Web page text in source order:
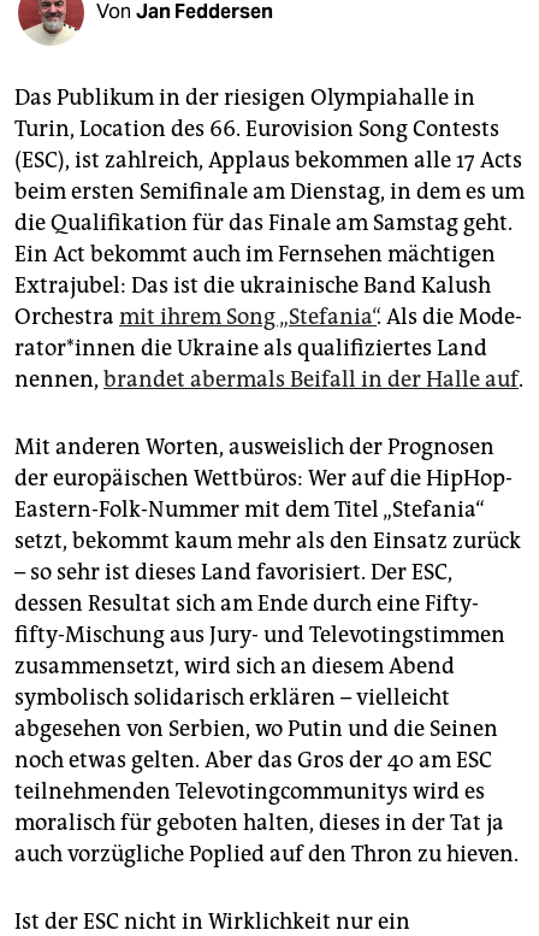
fragen & hilfe
abo
genossenschaft
epaper login
Von Jan Feddersen
Das Publikum in der riesigen Olympiahalle in
Turin, Location des 66. Eurovision Song Contests
(ESC), ist zahlreich, Applaus bekommen alle 17 Acts
beim ersten Semifinale am Dienstag, in dem es um
die Qualifikation für das Finale am Samstag geht.
Ein Act bekommt auch im Fernsehen mächtigen
Extrajubel: Das ist die ukrainische Band Kalush
Orchestra mit ihrem Song „Stefania“. Als die Mo­de­
ra­to­r*in­nen die Ukraine als qualifiziertes Land
nennen, brandet abermals Beifall in der Halle auf.
Mit anderen Worten, ausweislich der Prognosen
der europäischen Wettbüros: Wer auf die HipHop-
Eastern-Folk-Nummer mit dem Titel „Stefania“
setzt, bekommt kaum mehr als den Einsatz zurück
– so sehr ist dieses Land favorisiert. Der ESC,
dessen Resultat sich am Ende durch eine Fifty-
fifty-Mischung aus Jury- und Televotingstimmen
zusammensetzt, wird sich an diesem Abend
symbolisch solidarisch erklären – vielleicht
abgesehen von Serbien, wo Putin und die Seinen
noch etwas gelten. Aber das Gros der 40 am ESC
teilnehmenden Televotingcommunitys wird es
moralisch für geboten halten, dieses in der Tat ja
auch vorzügliche ­Poplied auf den Thron zu hieven.
Ist der ESC nicht in Wirklichkeit nur ein